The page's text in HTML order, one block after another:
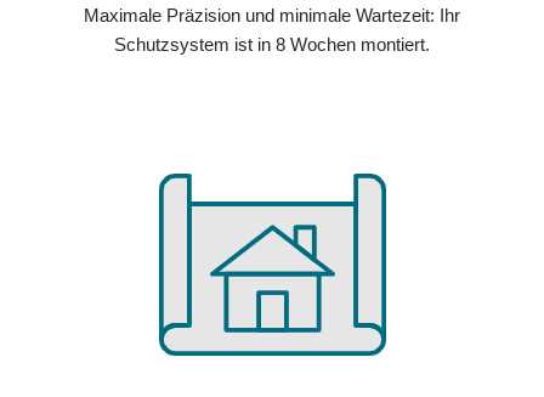
Maximale Präzision und minimale Wartezeit: Ihr
Schutzsystem ist in 8 Wochen montiert.